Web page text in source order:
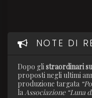
NOTE DI
Dopo glistraordinari
proposti negli ultimi
produzione targata
laAssociazione “Luna